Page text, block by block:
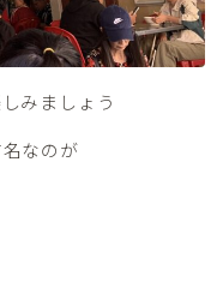
みましょう
なのが